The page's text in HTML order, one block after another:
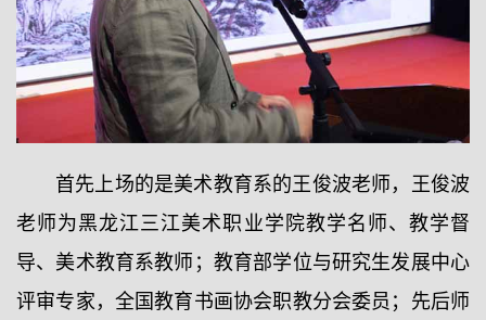
首先上场的是美术教育系的王俊波老师，王俊波
老师为黑龙江三江美术职业学院教学名师、教学督
导、美术教育系教师；教育部学位与研究生发展中心
评审专家，全国教育书画协会职教分会委员；先后师